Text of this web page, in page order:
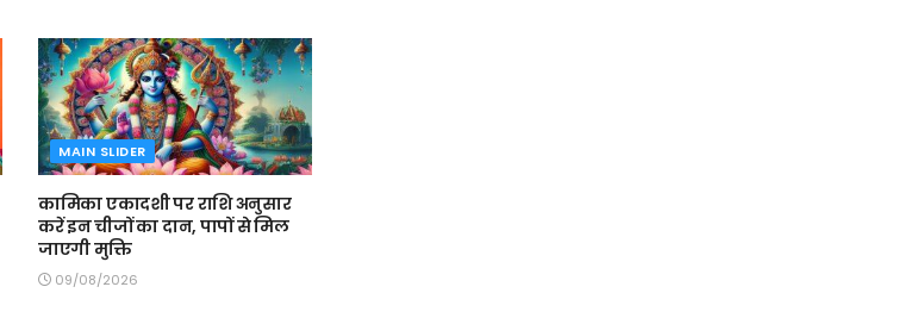
MAIN SLIDER
कामिका एकादशी पर राशि अनुसार
करें इन चीजों का दान, पापों से मिल
जाएगी मुक्ति
09/08/2026